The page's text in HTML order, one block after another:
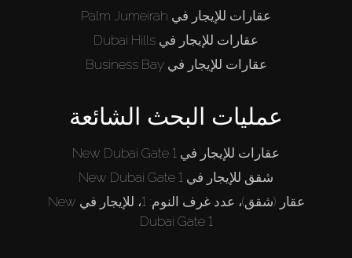
عقارات للإيجار في Palm Jumeirah
عقارات للإيجار في Dubai Hills
عقارات للإيجار في Business Bay
عمليات البحث الشائعة
عقارات للإيجار في New Dubai Gate 1
شقق للإيجار في New Dubai Gate 1
عقار (شقق)، عدد غرف النوم: 1، للإيجار في New
Dubai Gate 1